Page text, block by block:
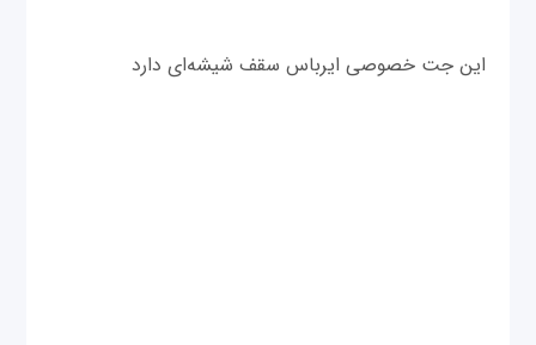
این جت‌ خصوصی ایرباس سقف شیشه‌ای دارد